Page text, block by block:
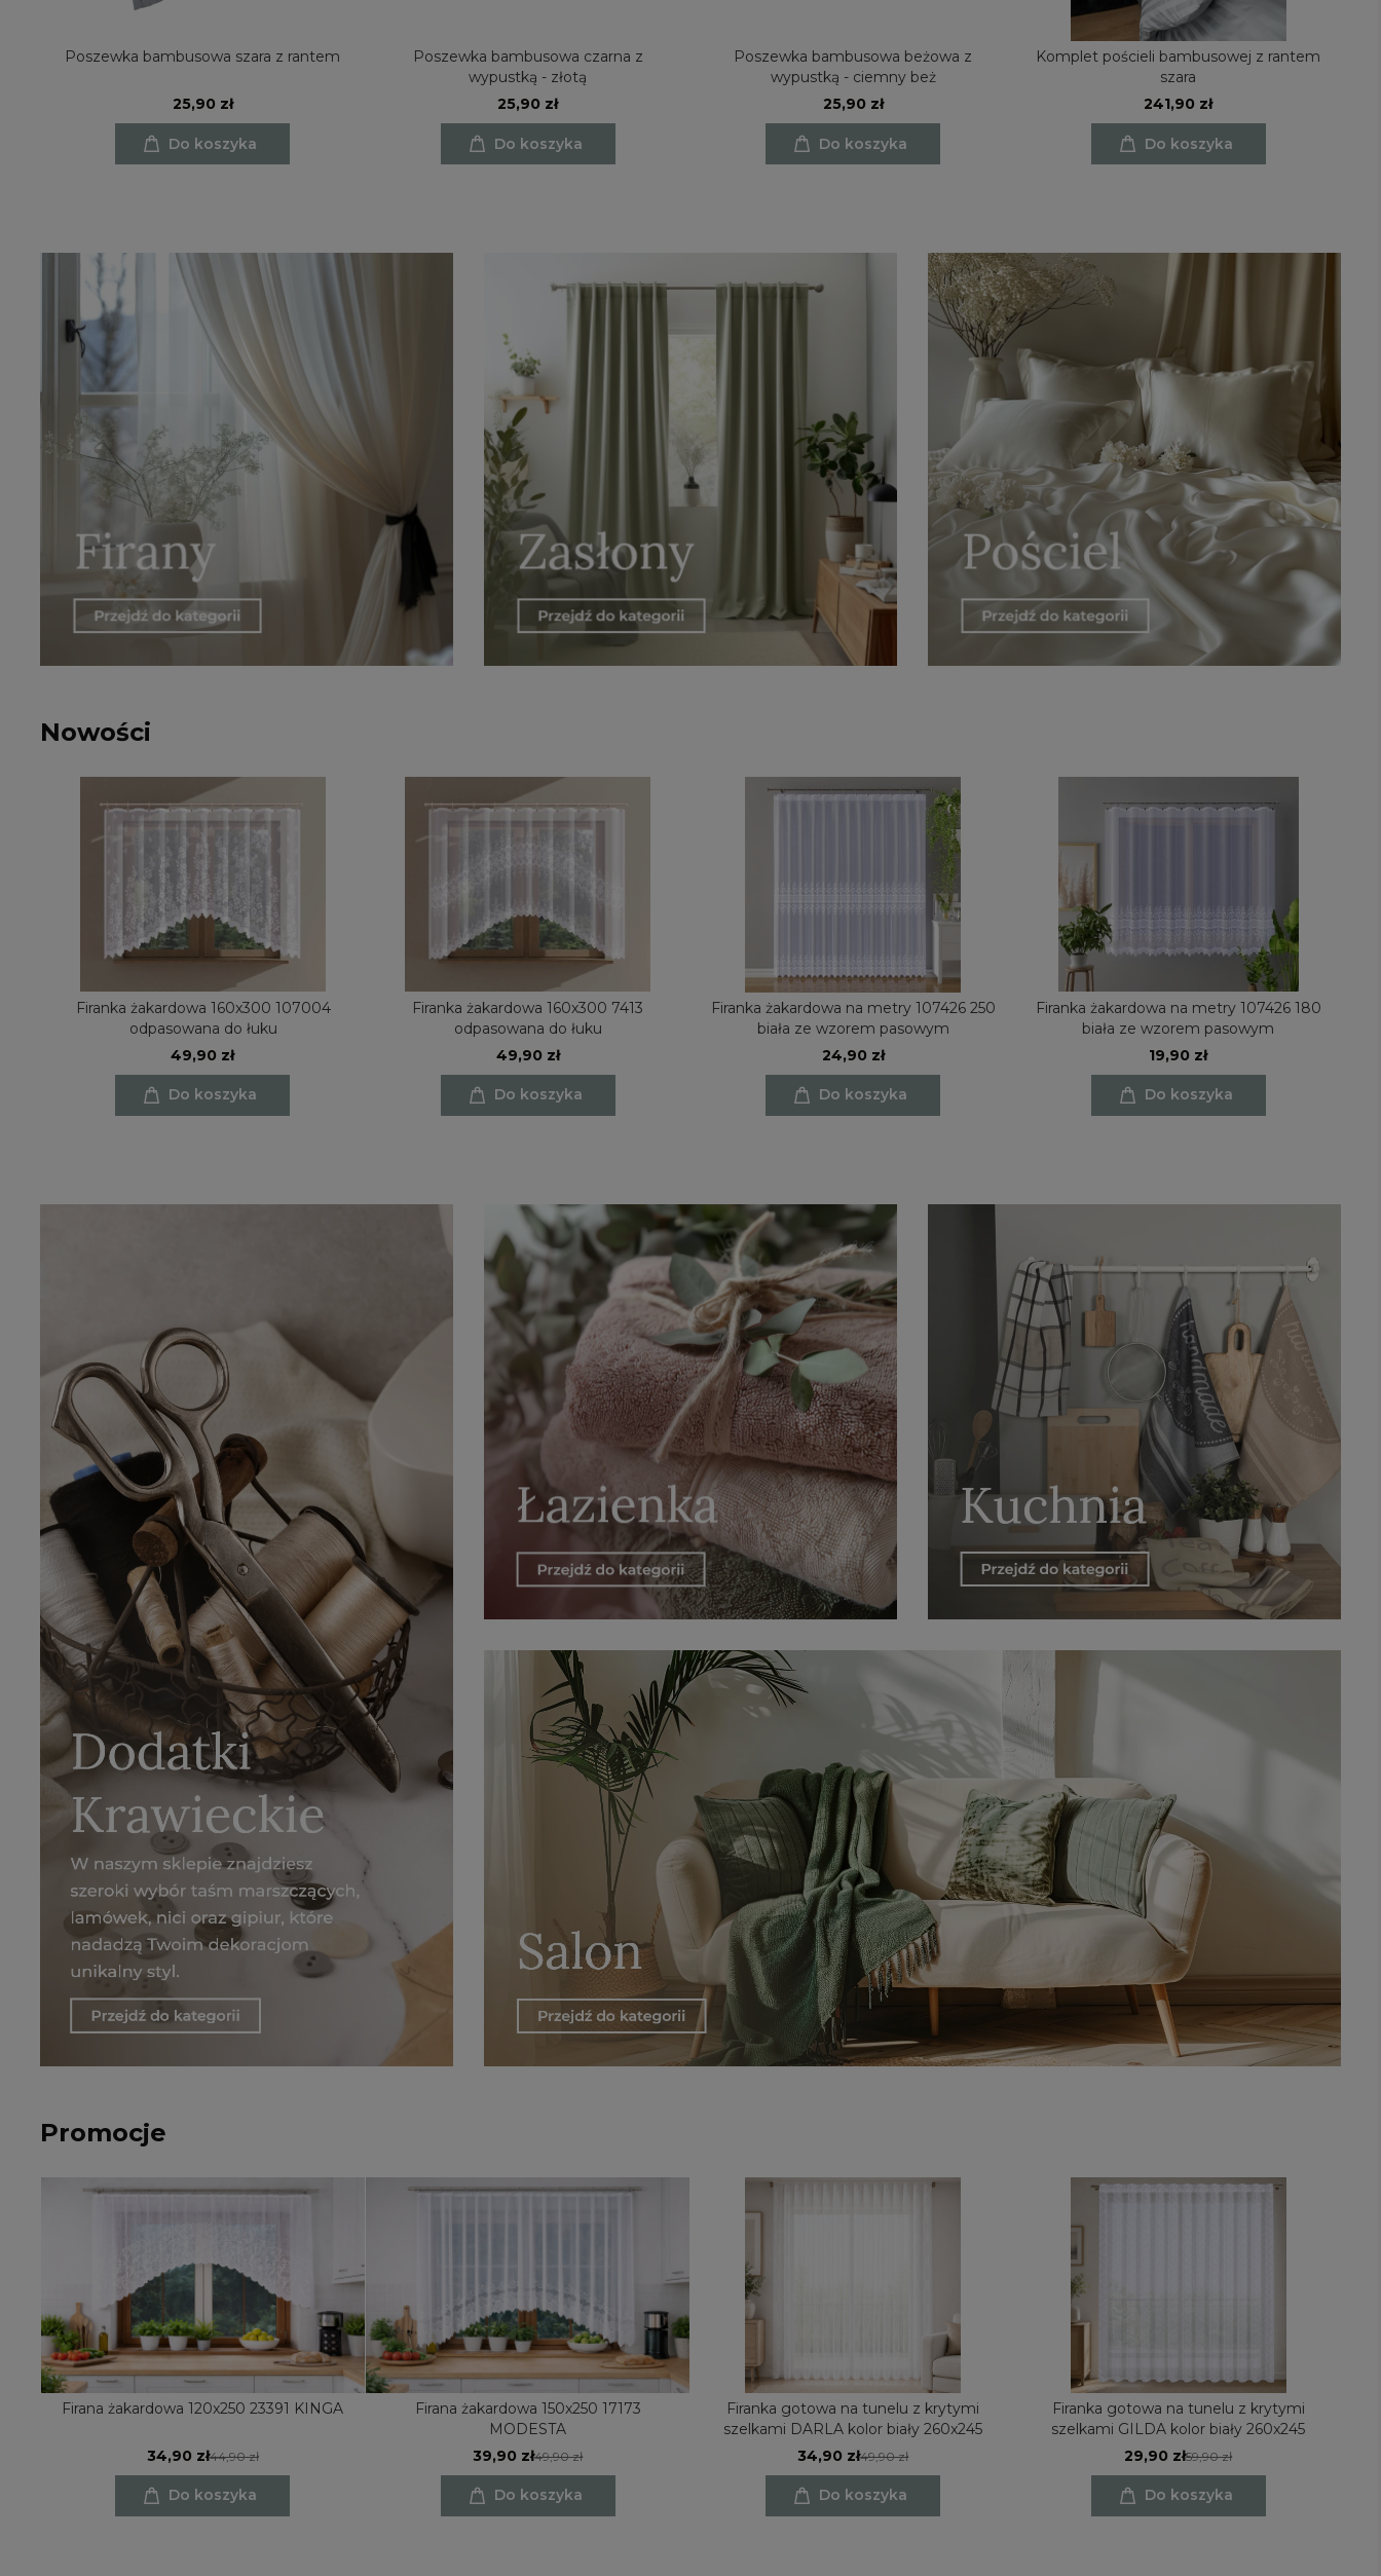
Poszewka bambusowa szara z rantem
25,90 zł
Do koszyka
Poszewka bambusowa czarna z
wypustką - złotą
25,90 zł
Do koszyka
Poszewka bambusowa beżowa z
wypustką - ciemny beż
25,90 zł
Do koszyka
Komplet pościeli bambusowej z rantem
szara
241,90 zł
Do koszyka
Nowości
Firanka żakardowa 160x300 107004
odpasowana do łuku
49,90 zł
Do koszyka
Firanka żakardowa 160x300 7413
odpasowana do łuku
49,90 zł
Do koszyka
Firanka żakardowa na metry 107426 250
biała ze wzorem pasowym
24,90 zł
Do koszyka
Firanka żakardowa na metry 107426 180
biała ze wzorem pasowym
19,90 zł
Do koszyka
Promocje
Firana żakardowa 120x250 23391 KINGA
34,90 zł44,90 zł
Do koszyka
Firana żakardowa 150x250 17173
MODESTA
39,90 zł49,90 zł
Do koszyka
Firanka gotowa na tunelu z krytymi
szelkami DARLA kolor biały 260x245
34,90 zł49,90 zł
Do koszyka
Firanka gotowa na tunelu z krytymi
szelkami GILDA kolor biały 260x245
29,90 zł59,90 zł
Do koszyka